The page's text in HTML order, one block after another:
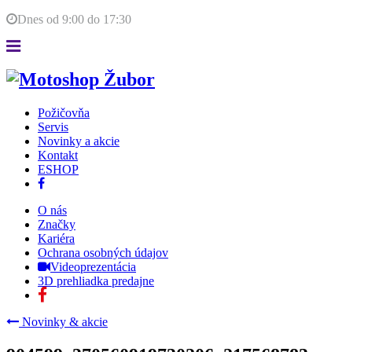
Dnes od 9:00 do 17:30
Požičovňa
Servis
Novinky a akcie
Kontakt
ESHOP
O nás
Značky
Kariéra
Ochrana osobných údajov
Videoprezentácia
3D prehliadka predajne
Novinky & akcie